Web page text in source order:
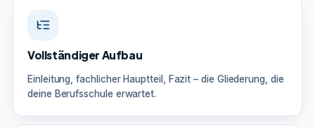
Vollständiger Aufbau
Einleitung, fachlicher Hauptteil, Fazit – die Gliederung, die
deine Berufsschule erwartet.